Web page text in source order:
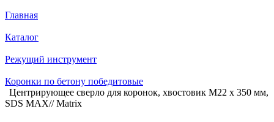
Главная
Каталог
Режущий инструмент
Коронки по бетону победитовые
Центрирующее сверло для коронок, хвостовик M22 х 350 мм,
SDS MAX// Matrix